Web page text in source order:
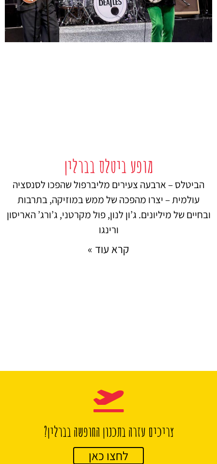
מופע ביטלס בברלין
הביטלס – ארבעה צעירים מליברפול שהפכו לסנסציה
עולמית – יצרו מהפכה של ממש במוזיקה, בתרבות
ובחיים של מיליונים. ג’ון לנון, פול מקרטני, ג’ורג’ האריסון
ורינגו
קרא עוד »
צריכים עזרה בתכנון החופשה בברלין?
לחצו כאן